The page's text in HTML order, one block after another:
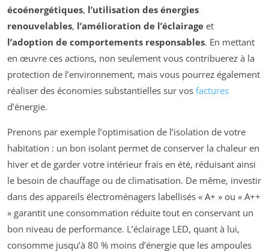
écoénergétiques, l’utilisation des énergies
renouvelables, l’amélioration de l’éclairage et
l’adoption de comportements responsables. En mettant
en œuvre ces actions, non seulement vous contribuerez à la
protection de l’environnement, mais vous pourrez également
réaliser des économies substantielles sur vos factures
d’énergie.
Prenons par exemple l’optimisation de l’isolation de votre
habitation : un bon isolant permet de conserver la chaleur en
hiver et de garder votre intérieur frais en été, réduisant ainsi
le besoin de chauffage ou de climatisation. De même, investir
dans des appareils électroménagers labellisés « A+ » ou « A++
» garantit une consommation réduite tout en conservant un
bon niveau de performance. L’éclairage LED, quant à lui,
consomme jusqu’à 80 % moins d’énergie que les ampoules